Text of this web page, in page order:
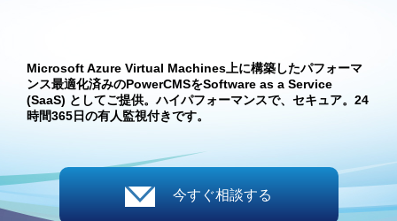
Microsoft Azure Virtual Machines上に構築したパフォーマ
ンス最適化済みのPowerCMSをSoftware as a Service
(SaaS) としてご提供。ハイパフォーマンスで、セキュア。24
時間365日の有人監視付きです。
今すぐ相談する